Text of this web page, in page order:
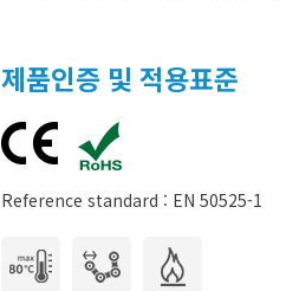
제품인증 및 적용표준
Reference standard : EN 50525-1